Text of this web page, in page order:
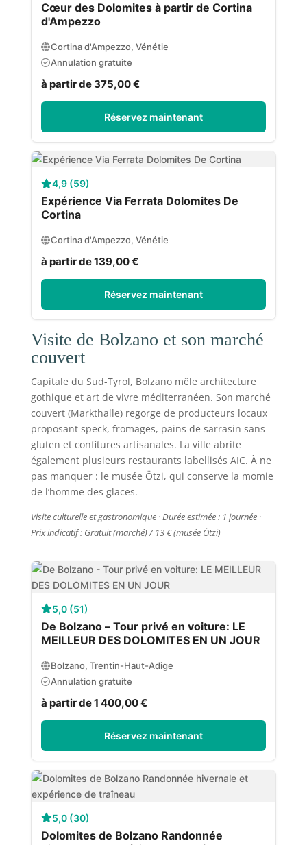
Cœur des Dolomites à partir de Cortina
d'Ampezzo
Cortina d'Ampezzo, Vénétie
Annulation gratuite
à partir de 375,00 €
Réservez maintenant
4,9 (59)
Expérience Via Ferrata Dolomites De
Cortina
Cortina d'Ampezzo, Vénétie
à partir de 139,00 €
Réservez maintenant
Visite de Bolzano et son marché
couvert
Capitale du Sud-Tyrol, Bolzano mêle architecture
gothique et art de vivre méditerranéen. Son marché
couvert (Markthalle) regorge de producteurs locaux
proposant speck, fromages, pains de sarrasin sans
gluten et confitures artisanales. La ville abrite
également plusieurs restaurants labellisés AIC. À ne
pas manquer : le musée Ötzi, qui conserve la momie
de l’homme des glaces.
Visite culturelle et gastronomique · Durée estimée : 1 journée ·
Prix indicatif : Gratuit (marché) / 13 € (musée Ötzi)
5,0 (51)
De Bolzano – Tour privé en voiture: LE
MEILLEUR DES DOLOMITES EN UN JOUR
Bolzano, Trentin-Haut-Adige
Annulation gratuite
à partir de 1 400,00 €
Réservez maintenant
5,0 (30)
Dolomites de Bolzano Randonnée